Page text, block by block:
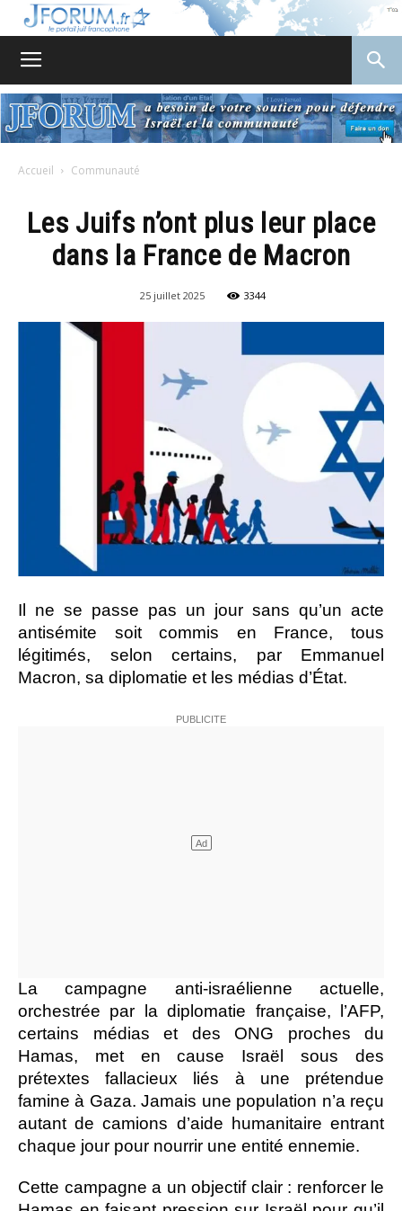
Accueil Communauté
Les Juifs n’ont plus leur place
dans la France de Macron
25 juillet 2025 3344
Il ne se passe pas un jour sans qu’un acte
antisémite soit commis en France, tous
légitimés, selon certains, par Emmanuel
Macron, sa diplomatie et les médias d’État.
La campagne anti-israélienne actuelle,
orchestrée par la diplomatie française, l’AFP,
certains médias et des ONG proches du
Hamas, met en cause Israël sous des
prétextes fallacieux liés à une prétendue
famine à Gaza. Jamais une population n’a reçu
autant de camions d’aide humanitaire entrant
chaque jour pour nourrir une entité ennemie.
Cette campagne a un objectif clair : renforcer le